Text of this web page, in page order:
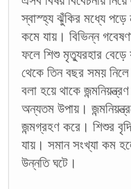
স্বাস্হ্য ঝুঁকির মধ্যে
কমে যায়। বিভিন্ন
ফলে শিশু মৃত্যুরহার বেড়ে
থেকে তিন বছর সময়
বলা হয়ে থাকে
অন্যতম উপায়।
জন্মগ্রহণ করে। শিশুর
যায়। সমান সংখ্যা কম
উন্নতি ঘটে।